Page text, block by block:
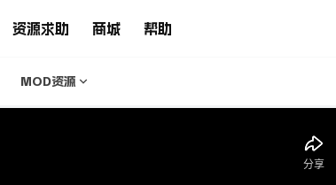
资源求助 商城 帮助
MOD资源